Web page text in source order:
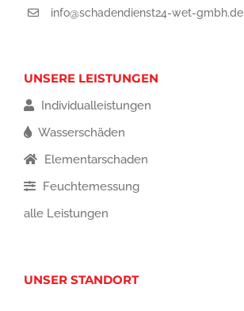
info@schadendienst24-wet-gmbh.de
UNSERE LEISTUNGEN
Individualleistungen
Wasserschäden
Elementarschaden
Feuchtemessung
alle Leistungen
UNSER STANDORT